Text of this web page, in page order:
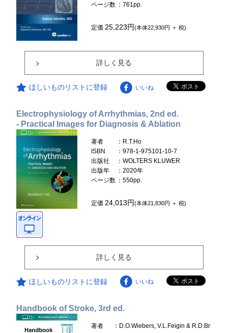
ページ数 ：761pp.
定価 25,223円(本体22,930円 ＋ 税)
詳しく見る
ほしいものリストに登録 いいね
Electrophysiology of Arrhythmias, 2nd ed.
- Practical Images for Diagnosis & Ablation
著者
：R.T.Ho
ISBN
：978-1-975101-10-7
出版社
：WOLTERS KLUWER
出版年
：2020年
ページ数 ：550pp.
定価24,013円(本体21,830円 ＋ 税)
詳しく見る
ほしいものリストに登録 いいね
Handbook of Stroke, 3rd ed.
著者
：D.O.Wiebers, V.L.Feigin & R.D.Br